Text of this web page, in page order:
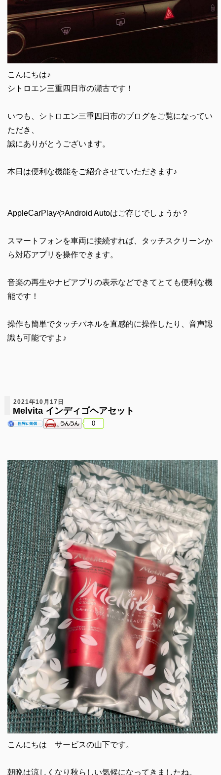
こんにちは♪
シトロエン三重四日市の瀬古です！
いつも、シトロエン三重四日市のブログをご覧になってい
ただき、
誠にありがとうございます。
本日は便利な機能をご紹介させていただきます♪
AppleCarPlayやAndroid Autoはご存じでしょうか？
スマートフォンを車両に接続すれば、タッチスクリーンか
ら対応アプリを操作できます。
音楽の再生やナビアプリの表示などできてとても便利な機
能です！
操作も簡単でタッチパネルを直感的に操作したり、音声認
識も可能ですよ♪
2021年10月17日
Melvita インディゴヘアセット
0
こんにちは サービスの山下です。
朝晩は涼しくなり秋らしい気候になってきましたね。